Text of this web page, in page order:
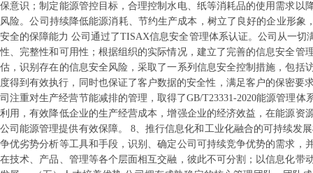
保意识；制定能源管控目标，合理控制水电、纸等消耗品的使用需求
风险。公司持续降低能源消耗、节约生产成本，树立了良好的企业形
安全的保障能力 公司通过了TISAX信息安全管理体系认证。公司从一
性、完整性和可用性；根据组织的实际情况，建立了完善的信息安全
估，识别存在的信息安全风险，采取了一系列信息安全控制措施，包
度得到有效执行，同时也保证了客户数据的安全性，满足客户的保密
司注重对生产经营节能减排的管理，取得了GB/T23331-2020能源管理
利用，有效降低企业的生产经营成本，增强企业的经济效益，在能源
公司能源管理提供有效保障。 8、推行信息化和工业化融合的可持续发
争优劣势分析等工具和手段，识别、确定公司可持续竞争优势的需求
在技术、产品、管理等各个层面相互交融，彼此不可分割；以信息化